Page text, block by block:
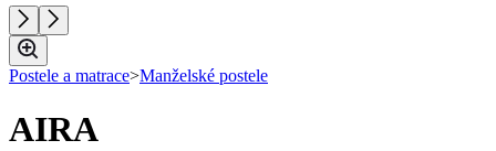
Postele a matrace>Manželské postele
AIRA